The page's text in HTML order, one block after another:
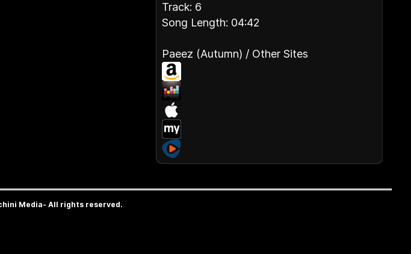
Track: 6
Song Length: 04:42
Paeez (Autumn) / Other Sites
Media- All rights reserved.